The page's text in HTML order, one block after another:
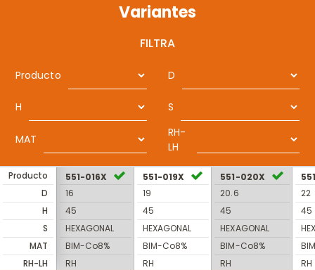
Variantes
FILTRA
Producto D
H S
MAT
RH-
LH
Producto
D
H
S
MAT
RH-LH
551-016X
16
45
HEXAGONAL
BIM-Co8%
RH
551-019X
19
45
HEXAGONAL
BIM-Co8%
RH
551-020X
20.6
45
HEXAGONAL
BIM-Co8%
RH
22
45
RH